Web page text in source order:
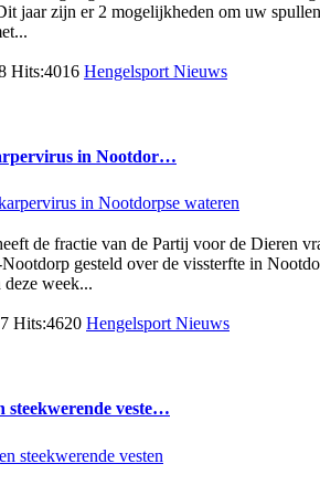
jaar zijn er 2 mogelijkheden om uw
Hits:4016 Hengelsport Nieuws
in Nootdor…
de fractie van de Partij voor de Dieren
gesteld over de vissterfte in
week...
Hits:4620 Hengelsport Nieuws
steekwerende veste…